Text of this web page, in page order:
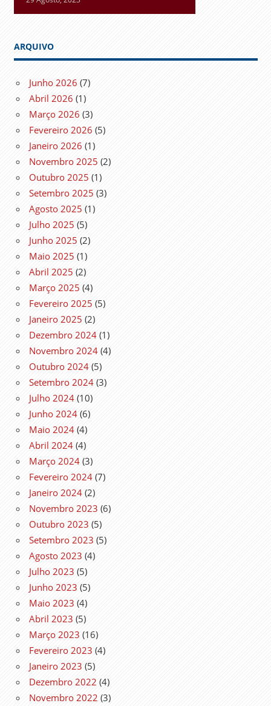
ARQUIVO
Junho 2026 (7)
Abril 2026 (1)
Março 2026 (3)
Fevereiro 2026 (5)
Janeiro 2026 (1)
Novembro 2025 (2)
Outubro 2025 (1)
Setembro 2025 (3)
Agosto 2025 (1)
Julho 2025 (5)
Junho 2025 (2)
Maio 2025 (1)
Abril 2025 (2)
Março 2025 (4)
Fevereiro 2025 (5)
Janeiro 2025 (2)
Dezembro 2024 (1)
Novembro 2024 (4)
Outubro 2024 (5)
Setembro 2024 (3)
Julho 2024 (10)
Junho 2024 (6)
Maio 2024 (4)
Abril 2024 (4)
Março 2024 (3)
Fevereiro 2024 (7)
Janeiro 2024 (2)
Novembro 2023 (6)
Outubro 2023 (5)
Setembro 2023 (5)
Agosto 2023 (4)
Julho 2023 (5)
Junho 2023 (5)
Maio 2023 (4)
Abril 2023 (5)
Março 2023 (16)
Fevereiro 2023 (4)
Janeiro 2023 (5)
Dezembro 2022 (4)
Novembro 2022 (3)